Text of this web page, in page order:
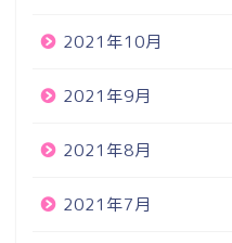
2021年10月
2021年9月
2021年8月
2021年7月